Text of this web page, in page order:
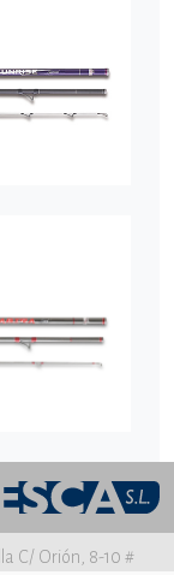
C/ Orión, 8-10 #